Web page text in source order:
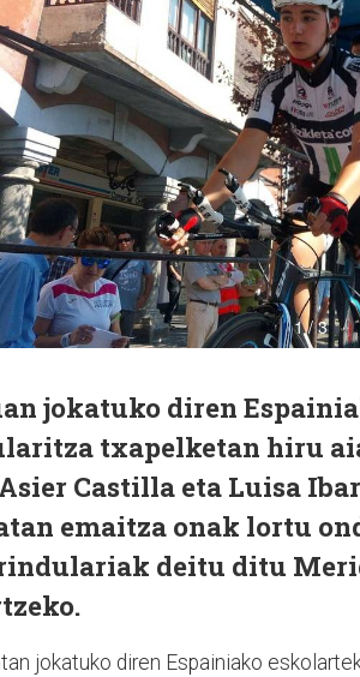
jokatuko diren
txapelketan hiru
Castilla eta Luisa
emaitza onak lortu
deitu ditu
jokatuko diren Espainiako